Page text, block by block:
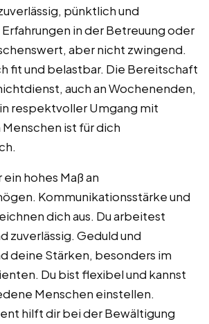
pünktlich und
in der Betreuung oder
aber nicht zwingend.
fit und belastbar. Die Bereitschaft
auch an Wochenenden,
respektvoller Umgang mit
ist für dich
hohes Maß an
Kommunikationsstärke und
dich aus. Du arbeitest
zuverlässig. Geduld und
deine Stärken, besonders im
Du bist flexibel und kannst
Menschen einstellen.
hilft dir bei der Bewältigung